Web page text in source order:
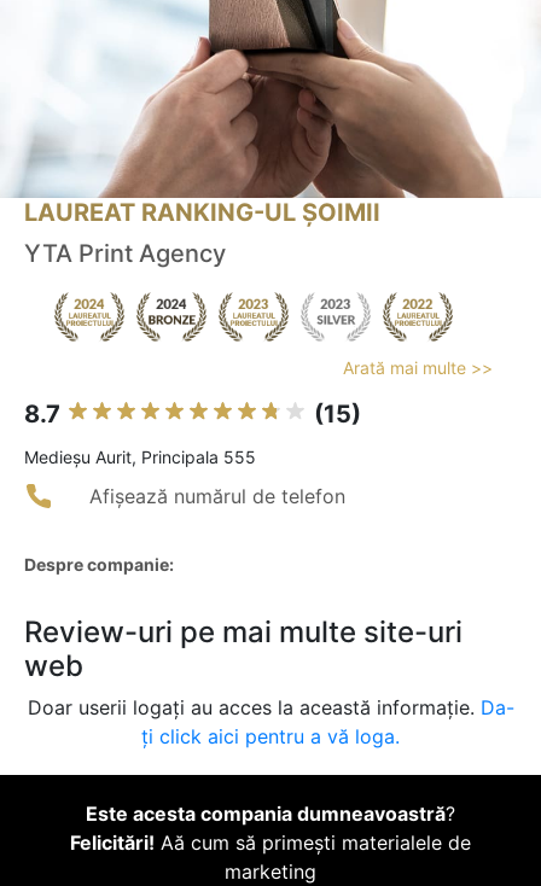
LAUREAT RANKING-UL ȘOIMII
YTA Print Agency
Arată mai multe >>
8.7 (15)
Medieşu Aurit, Principala 555
Afișează numărul de telefon
Despre companie:
Review-uri pe mai multe site-uri
web
Doar userii logați au acces la această informație. Da-
ți click aici pentru a vă loga.
Este acesta compania dumneavoastră?
Felicitări! Aă cum să primești materialele de
marketing